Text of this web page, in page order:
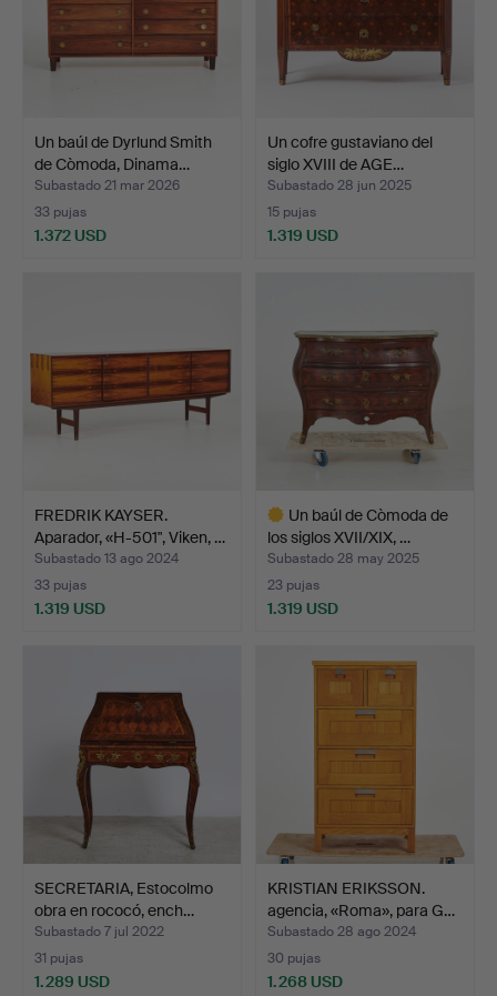
Un baúl de Dyrlund Smith
de Còmoda, Dinama…
Subastado 21 mar 2026
33 pujas
1.372 USD
Un cofre gustaviano del
siglo XVIII de AGE…
Subastado 28 jun 2025
15 pujas
1.319 USD
FREDRIK KAYSER.
Aparador, «H-501", Viken, …
Subastado 13 ago 2024
33 pujas
1.319 USD
Un baúl de Còmoda de
los siglos XVII/XIX, …
Subastado 28 may 2025
23 pujas
1.319 USD
seleccionado
SECRETARIA, Estocolmo
obra en rococó, ench…
Subastado 7 jul 2022
31 pujas
1.289 USD
KRISTIAN ERIKSSON.
agencia, «Roma», para G…
Subastado 28 ago 2024
30 pujas
1.268 USD